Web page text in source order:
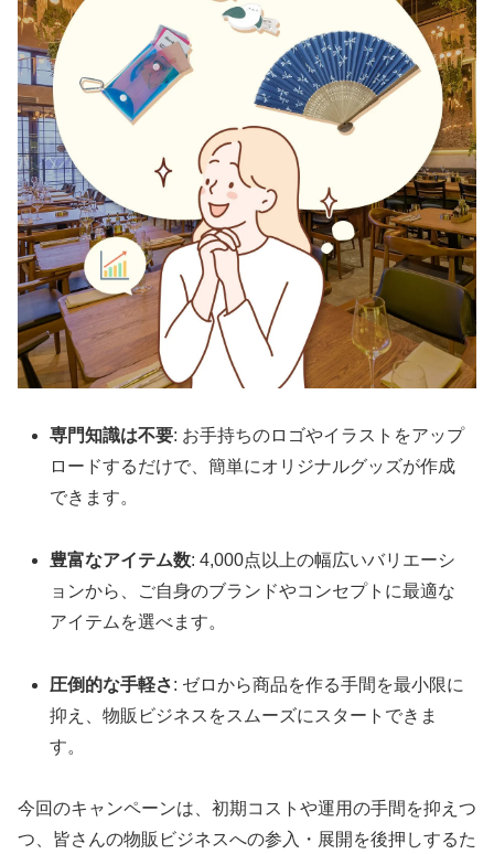
専門知識は不要: お手持ちのロゴやイラストをアップ
ロードするだけで、簡単にオリジナルグッズが作成
できます。
豊富なアイテム数: 4,000点以上の幅広いバリエーシ
ョンから、ご自身のブランドやコンセプトに最適な
アイテムを選べます。
圧倒的な手軽さ: ゼロから商品を作る手間を最小限に
抑え、物販ビジネスをスムーズにスタートできま
す。
今回のキャンペーンは、初期コストや運用の手間を抑えつ
つ、皆さんの物販ビジネスへの参入・展開を後押しするた